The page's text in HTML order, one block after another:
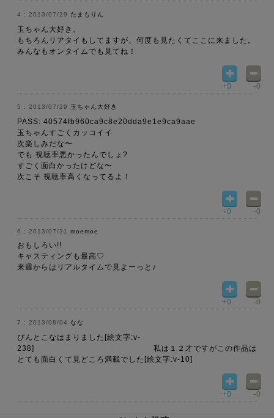
2013/07/29 たまもりん
玉ちゃん大好き。
もちろんリアタイもしてますが、何度も見たくてここに来ました。
みんなもオンタイムでも見てね！
+0 -0
2013/07/29 玉ちゃん大好き
PASS: 40574fb960ca9c8e20dda9e1e9ca9aae
玉ちゃんすごくカッコイイ
次楽しみだな〜
でも 視聴率悪かったんでしょ?
すごく面白かったけどな〜
次こそ 視聴率高くなってるよ！
+0 -0
2013/07/31 moemoe
おもしろい!!
キャスティングも最高♡
来週からはリアルタイムで見よーっと♪
+0 -0
2013/08/04 なな
ぴんとこなはまりました[絵文字:v-
238] 私は１２才ですがこの作品は
とても面白くて見どころ満載でした[絵文字:v-10]
+0 -0